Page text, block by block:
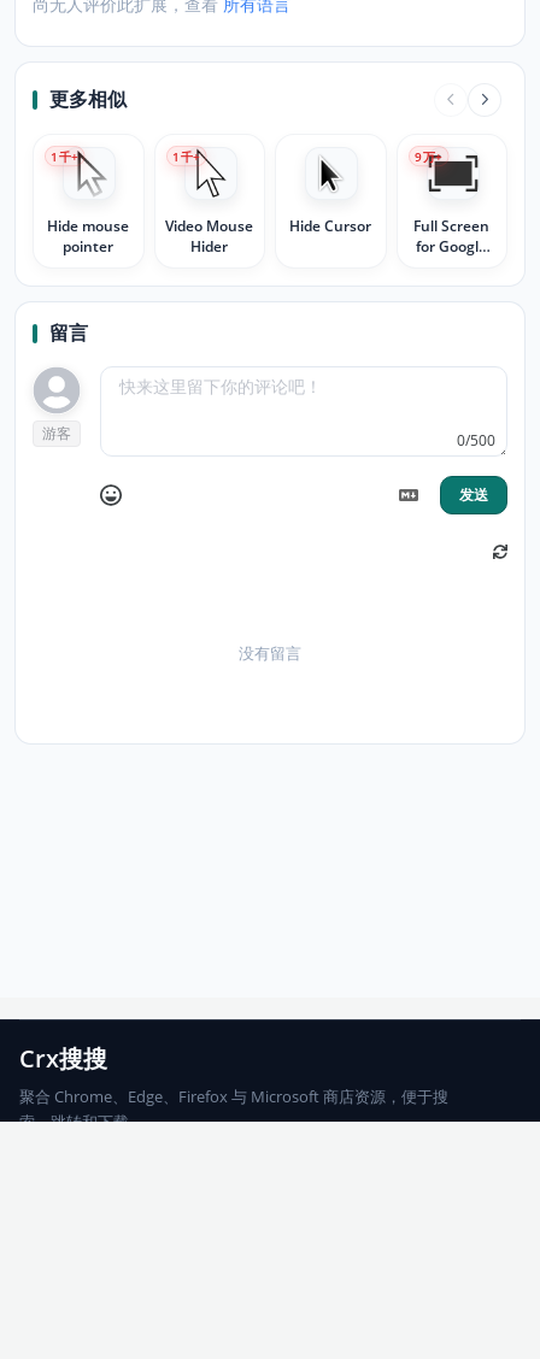
更多相似
Hide mouse
pointer
1 千+
Video Mouse
Hider
1 千+
Hide Cursor
Full Screen
for Google
9万+
留言
游客 0/500
发送
没有留言
Crx搜搜
聚合 Chrome、Edge、Firefox 与 Microsoft 商店资源，便于搜
索、跳转和下载。